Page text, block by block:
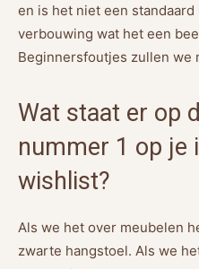
en is het niet een
verbouwing wat het een
Beginnersfoutjes zullen we
Wat staat er op
nummer 1 op je
wishlist?
Als we het over meubelen
zwarte hangstoel. Als we